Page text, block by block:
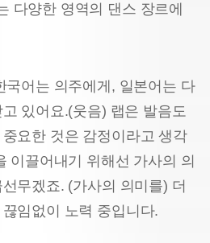
다양한 영역의 댄스 장르에
국어는 의주에게, 일본어는 다
있어요.(웃음) 랩은 발음도
요한 것은 감정이라고 생각
이끌어내기 위해선 가사의 의
무겠죠. (가사의 의미를) 더
임없이 노력 중입니다.